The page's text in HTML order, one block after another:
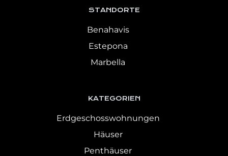
STANDORTE
Benahavis
Estepona
Marbella
KATEGORIEN
Erdgeschosswohnungen
Häuser
Penthäuser